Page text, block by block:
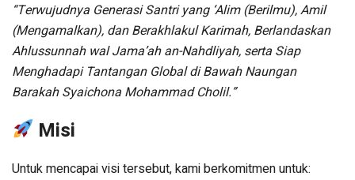
“Terwujudnya Generasi Santri yang ‘Alim (Berilmu), Amil
(Mengamalkan), dan Berakhlakul Karimah, Berlandaskan
Ahlussunnah wal Jama’ah an-Nahdliyah, serta Siap
Menghadapi Tantangan Global di Bawah Naungan
Barakah Syaichona Mohammad Cholil.”
Misi
Untuk mencapai visi tersebut, kami berkomitmen untuk: